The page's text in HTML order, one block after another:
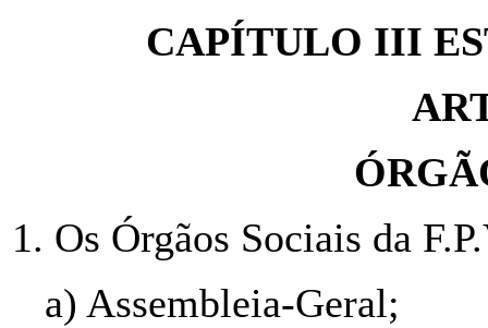
CAPÍTULO III
1. Os Órgãos Sociais da
a) Assembleia-Geral;